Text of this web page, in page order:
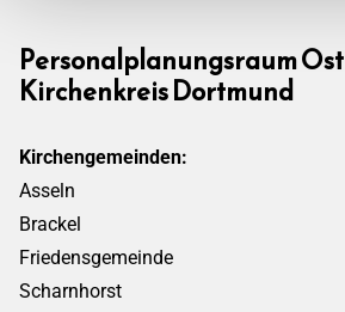
Personalplanungsraum Ost
Kirchenkreis Dortmund
Kirchengemeinden:
Asseln
Brackel
Friedensgemeinde
Scharnhorst